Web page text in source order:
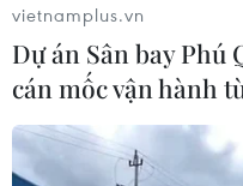
vietnamplus.vn
Dự án Sân bay Phú
cán mốc vận hành